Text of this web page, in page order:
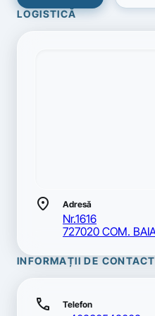
LOGISTICĂ
location_on Adresă
Nr.1616
727020 COM.
INFORMAȚII DE CONTACT
call Telefon